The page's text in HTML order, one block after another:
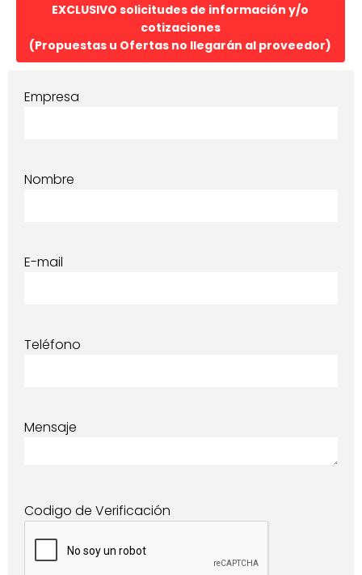
EXCLUSIVO solicitudes de información y/o
cotizaciones
(Propuestas u Ofertas no llegarán al proveedor)
Empresa
Nombre
E-mail
Teléfono
Mensaje
Codigo de Verificación